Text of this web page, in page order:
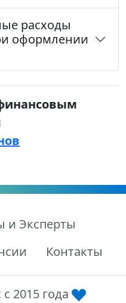
расходы
оформлении
и Эксперты
Контакты
2015 года